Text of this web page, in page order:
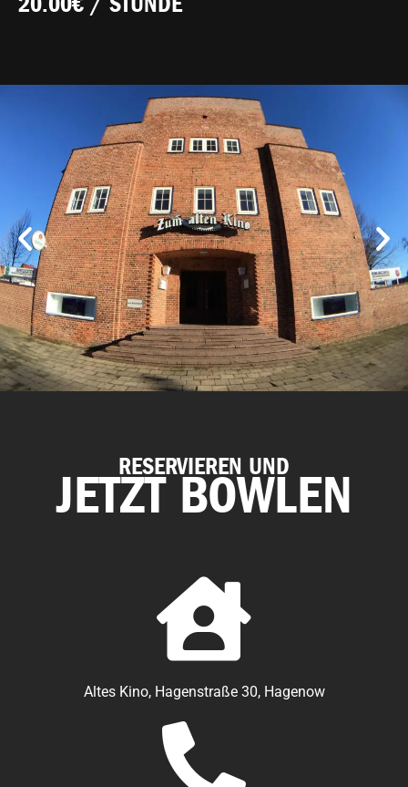
RESERVIEREN UND
JETZT BOWLEN
Altes Kino, Hagenstraße 30, Hagenow